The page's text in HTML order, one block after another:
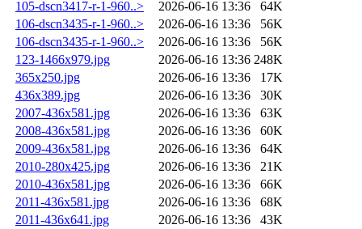
105-dscn3417-r-1-960..> 2026-06-16 13:36
64K
106-dscn3435-r-1-960..>
2026-06-16 13:36
56K
106-dscn3435-r-1-960..>
2026-06-16 13:36
56K
123-1466x979.jpg
2026-06-16 13:36 248K
365x250.jpg
2026-06-16 13:36
17K
436x389.jpg
2026-06-16 13:36
30K
2007-436x581.jpg
2026-06-16 13:36
63K
2008-436x581.jpg
2026-06-16 13:36
60K
2009-436x581.jpg
2026-06-16 13:36
64K
2010-280x425.jpg
2026-06-16 13:36
21K
2010-436x581.jpg
2026-06-16 13:36
66K
2011-436x581.jpg
2026-06-16 13:36
68K
2011-436x641.jpg
2026-06-16 13:36
43K